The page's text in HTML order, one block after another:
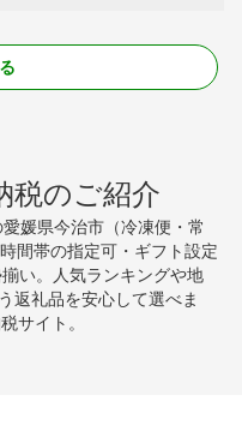
税のご紹介
媛県今治市（冷凍便・常
間帯の指定可・ギフト設定
い。人気ランキングや地
返礼品を安心して選べま
サイト。